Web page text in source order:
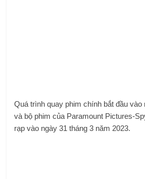
Quá trình quay phim chính bắt đầu vào
và bộ phim của Paramount Pictures-
rạp vào ngày 31 tháng 3 năm 2023.